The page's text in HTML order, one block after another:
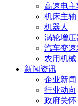
高速电主
机床主轴
机器人
涡轮增压
汽车变速
农用机械
新闻资讯
企业新闻
行业动向
政府关怀